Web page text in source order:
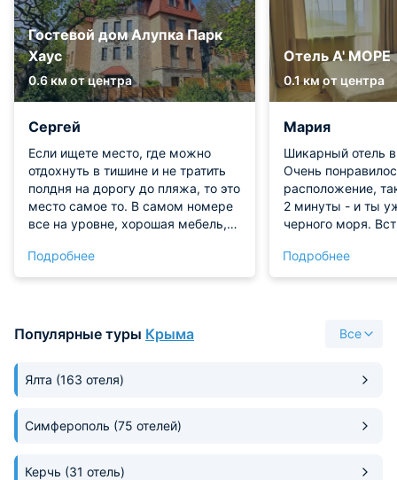
Гостевой дом Алупка Парк
Хаус
0.6 км от центра
Сергей
Если ищете место, где можно
отдохнуть в тишине и не тратить
полдня на дорогу до пляжа, то это
место самое то. В самом номере
все на уровне, хорошая мебель,
Интернет ловит по всей
территории. Рядом большой парк,
обязательно вернемся.
Подробнее
Отель А' МОРЕ
0.1 км от центра
Мария
Шикарный отель
Очень
расположение,
2 минуты - и ты
черного моря.
приветлив. Кроме
порадовала
Подробнее
Популярные туры Крыма Все
Ялта (163 отеля)
Симферополь (75 отелей)
Керчь (31 отель)